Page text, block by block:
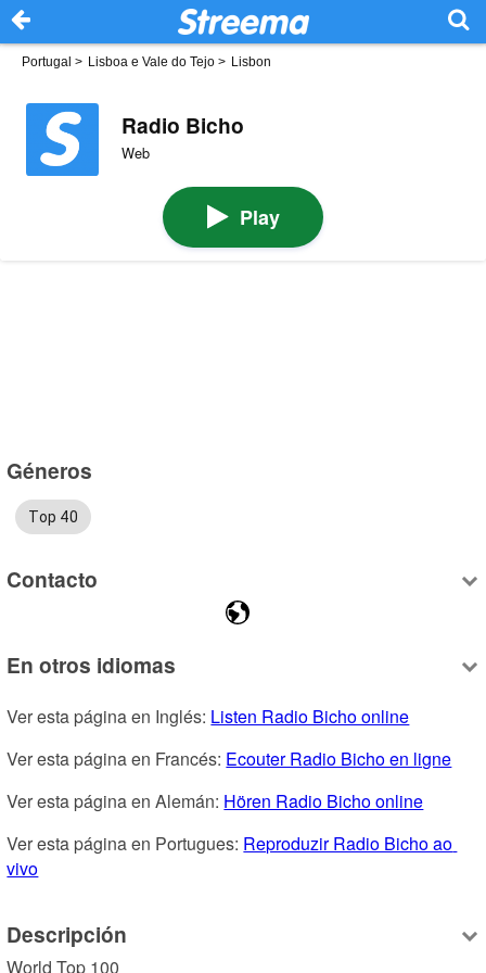
Portugal > Lisboa e Vale do Tejo > Lisbon
Radio Bicho
Web
Play
Géneros
Top 40
Contacto
En otros idiomas
Ver esta página en Inglés: Listen Radio Bicho online
Ver esta página en Francés: Ecouter Radio Bicho en ligne
Ver esta página en Alemán: Hören Radio Bicho online
Ver esta página en Portugues: Reproduzir Radio Bicho ao
vivo
Descripción
World Top 100